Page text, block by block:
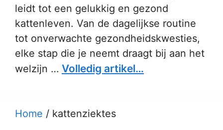
leidt tot een gelukkig en gezond
kattenleven. Van de dagelijkse routine
tot onverwachte gezondheidskwesties,
elke stap die je neemt draagt bij aan het
welzijn … Volledig artikel…
Home / kattenziektes